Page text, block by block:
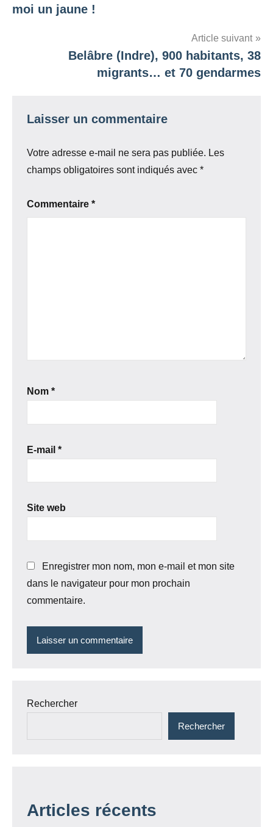
moi un jaune !
Article suivant
Belâbre (Indre), 900 habitants, 38
migrants… et 70 gendarmes
Laisser un commentaire
Votre adresse e-mail ne sera pas publiée. Les
champs obligatoires sont indiqués avec *
Commentaire *
Nom *
E-mail *
Site web
Enregistrer mon nom, mon e-mail et mon site
dans le navigateur pour mon prochain
commentaire.
Rechercher
Rechercher
Articles récents